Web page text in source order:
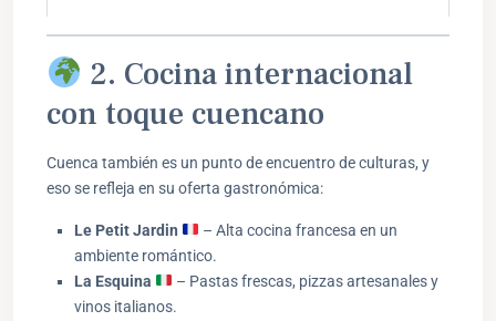
2. Cocina internacional
con toque cuencano
Cuenca también es un punto de encuentro de culturas, y
eso se refleja en su oferta gastronómica:
Le Petit Jardin
– Alta cocina francesa en un
ambiente romántico.
La Esquina
– Pastas frescas, pizzas artesanales y
vinos italianos.